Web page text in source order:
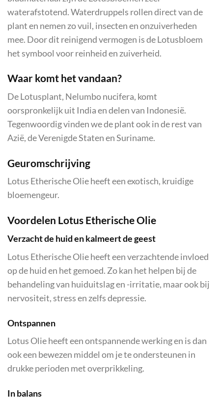
waterafstotend. Waterdruppels rollen direct van de
plant en nemen zo vuil, insecten en onzuiverheden
mee. Door dit reinigend vermogen is de Lotusbloem
het symbool voor reinheid en zuiverheid.
Waar komt het vandaan?
De Lotusplant, Nelumbo nucifera, komt
oorspronkelijk uit India en delen van Indonesië.
Tegenwoordig vinden we de plant ook in de rest van
Azië, de Verenigde Staten en Suriname.
Geuromschrijving
Lotus Etherische Olie heeft een exotisch, kruidige
bloemengeur.
Voordelen Lotus Etherische Olie
Verzacht de huid en kalmeert de geest
Lotus Etherische Olie heeft een verzachtende invloed
op de huid en het gemoed. Zo kan het helpen bij de
behandeling van huiduitslag en -irritatie, maar ook bij
nervositeit, stress en zelfs depressie.
Ontspannen
Lotus Olie heeft een ontspannende werking en is dan
ook een bewezen middel om je te ondersteunen in
drukke perioden met overprikkeling.
In balans